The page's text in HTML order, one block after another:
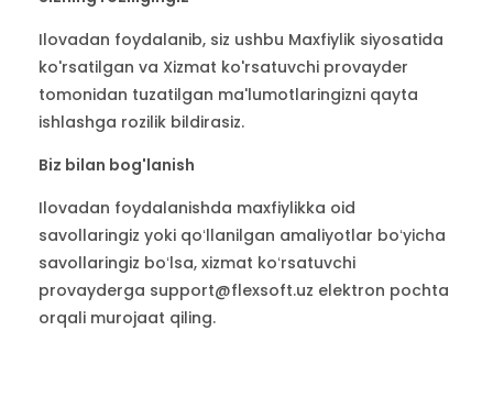
Ilovadan foydalanib, siz ushbu Maxfiylik siyosatida
ko'rsatilgan va Xizmat ko'rsatuvchi provayder
tomonidan tuzatilgan ma'lumotlaringizni qayta
ishlashga rozilik bildirasiz.
Biz bilan bog'lanish
Ilovadan foydalanishda maxfiylikka oid
savollaringiz yoki qoʻllanilgan amaliyotlar boʻyicha
savollaringiz boʻlsa, xizmat koʻrsatuvchi
provayderga support@flexsoft.uz elektron pochta
orqali murojaat qiling.